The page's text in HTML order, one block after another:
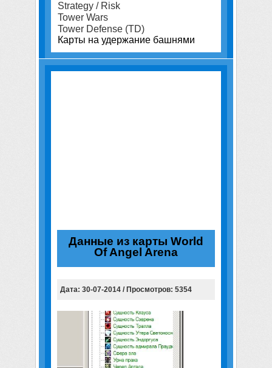
Strategy / Risk
Tower Wars
Tower Defense (TD)
Карты на удержание башнями
Данные из карты World
Of Angel Arena
Дата: 30-07-2014 / Просмотров: 5354